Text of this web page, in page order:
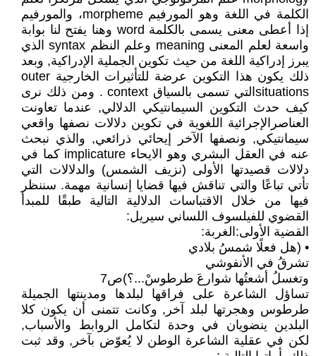
الكلمة في اللغة وهو المورفيم morpheme، والمورفيم
إذا أعطى معنى يسمى بالكلمة word وهنا يفتح لنا بوابة
واسعة لعلم المعنى meaning وعلم النظم syntax الذي
يبرز إدراكية اللغة من حيث تكوين الجملية الإدراكية, وبعد
ذلك يكون هذا التكوين عرضة للتأثيرات الخارجية outer
situationsالتي تسمى بالسياق context . ومن ذلك نرى
كيف حدث التكوين السيمانتيكي الدلالي, عندما تعاونت
العناصرالإجرائية اللغوية في تكوين دلالات نصفها واقعي
سيمانتيكي, ونصفها الآخر إيحائي ذرائعي, والذي نبحث
عنه في العقل البشري وهو الايحاء implicature كما في
دلالات قصيدتها الأولى (نزيف الشمس) والدلالات التي
تأتي تباعًا والتي تناقش فيها قضايا إنسانية مهمة. سننظر
فيها من خلال الاقتباسات الدلالية التالية طبقًا للمبدأ
القضوي للفيلسوف اللساني سيريل:
القضية الأولى:الغربة:
• (هل فعلًا شمسُ بلادي
تشرقُ في الأنفوشي
وتغسلُ أشعتُها شوارعَ طرطوسْ...؟)ص7
تساؤل الشاعرة على فراقها لبلدها ومدينتها الجميلة
طرطوس وهجرتها لبلد آخر, وكانت تتمنى أن يكون كلا
البلدين ينضويان في وحدة لتكامل الروابط والأسباب,
لكن في عقلية الشاعرة الوطن لا يُعوّض بآخر, وقد ثبت